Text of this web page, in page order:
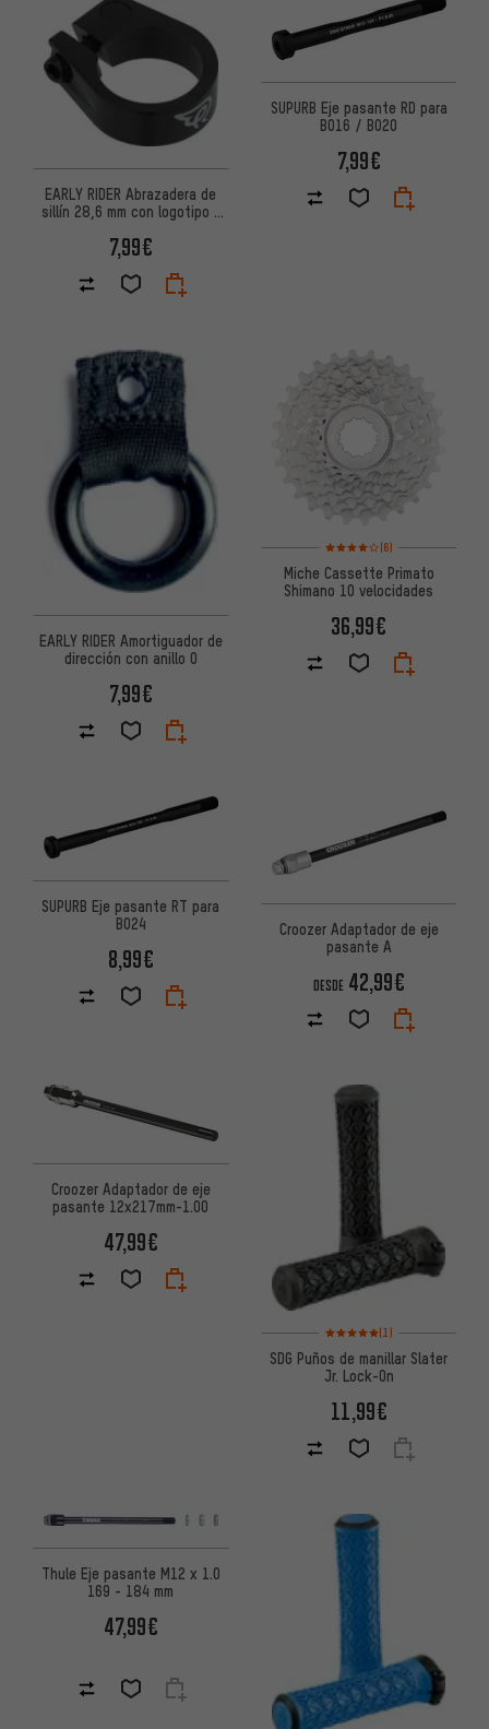
EARLY RIDER Abrazadera de
sillín 28,6 mm con logotipo -
7,99€
SUPURB Eje pasante RD para
BO16 / BO20
7,99€
EARLY RIDER Amortiguador de
dirección con anillo O
7,99€
Valoración media: 4 de 5
(6)
Miche Cassette Primato
Shimano 10 velocidades
36,99€
SUPURB Eje pasante RT para
BO24
8,99€
Croozer Adaptador de eje
pasante A
DESDE 42,99€
Croozer Adaptador de eje
pasante 12x217mm-1.00
47,99€
Valoración media: 5 de 5
(1)
SDG Puños de manillar Slater
Jr. Lock-On
11,99€
Thule Eje pasante M12 x 1.0
169 - 184 mm
47,99€